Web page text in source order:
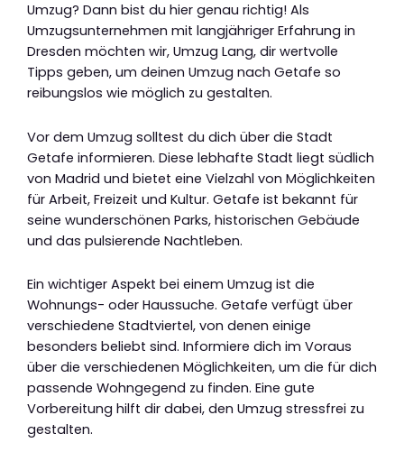
Umzug? Dann bist du hier genau richtig! Als
Umzugsunternehmen mit langjähriger Erfahrung in
Dresden möchten wir, Umzug Lang, dir wertvolle
Tipps geben, um deinen Umzug nach Getafe so
reibungslos wie möglich zu gestalten.
Vor dem Umzug solltest du dich über die Stadt
Getafe informieren. Diese lebhafte Stadt liegt südlich
von Madrid und bietet eine Vielzahl von Möglichkeiten
für Arbeit, Freizeit und Kultur. Getafe ist bekannt für
seine wunderschönen Parks, historischen Gebäude
und das pulsierende Nachtleben.
Ein wichtiger Aspekt bei einem Umzug ist die
Wohnungs- oder Haussuche. Getafe verfügt über
verschiedene Stadtviertel, von denen einige
besonders beliebt sind. Informiere dich im Voraus
über die verschiedenen Möglichkeiten, um die für dich
passende Wohngegend zu finden. Eine gute
Vorbereitung hilft dir dabei, den Umzug stressfrei zu
gestalten.